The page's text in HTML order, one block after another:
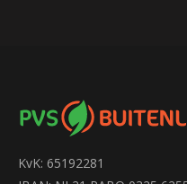
KvK: 65192281